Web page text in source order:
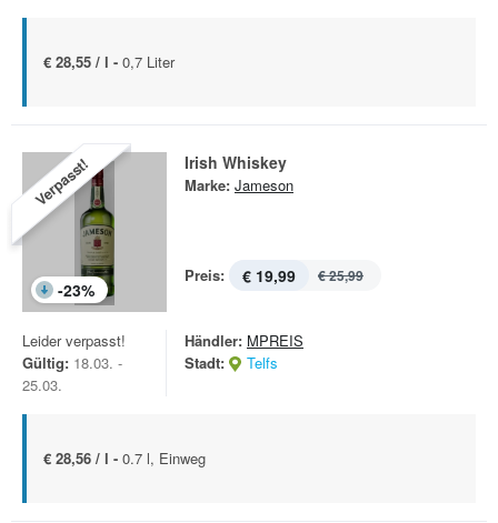
€ 28,55 / l - 0,7 Liter
Verpasst!
-23%
Irish Whiskey
Marke: Jameson
Preis: € 19,99 € 25,99
Leider verpasst!
Gültig: 18.03. -
25.03.
Händler: MPREIS
Stadt:
Telfs
€ 28,56 / l - 0.7 l, Einweg